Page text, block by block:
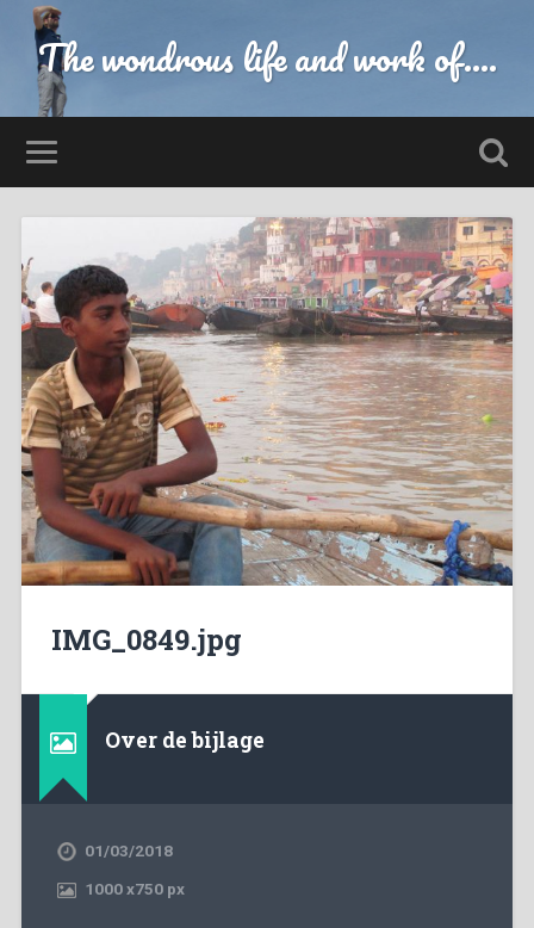
The wondrous life and work of....
IMG_0849.jpg
Over de bijlage
01/03/2018
1000x750 px